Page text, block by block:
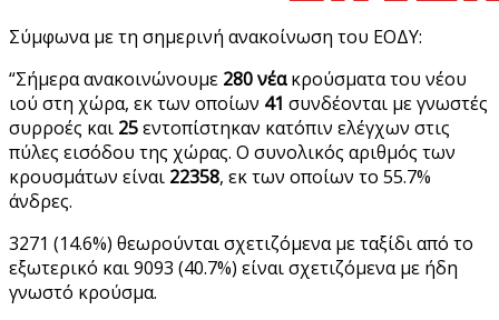
Σύμφωνα με τη σημερινή ανακοίνωση του ΕΟΔΥ:
“Σήμερα ανακοινώνουμε 280 νέακρούσματα του νέου
ιού στη χώρα, εκ των οποίων 41 συνδέονται με γνωστές
συρροές και 25εντοπίστηκαν κατόπιν ελέγχων στις
πύλες εισόδου της χώρας. Ο συνολικός αριθμός των
κρουσμάτων είναι 22358, εκ των οποίων το 55.7%
άνδρες.
3271 (14.6%) θεωρούνται σχετιζόμενα με ταξίδι από το
εξωτερικό και 9093 (40.7%) είναι σχετιζόμενα με ήδη
γνωστό κρούσμα.